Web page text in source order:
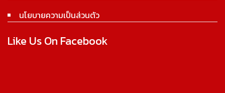
นโยบายความเป็นส่วนตัว
Like Us On Facebook